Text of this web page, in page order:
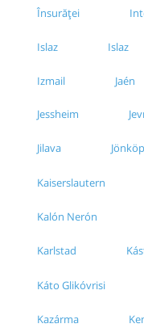
Însurăței
Islaz Islaz
Izmail Jaén
Jessheim
Jilava
Kaiserslautern
Kalón Nerón
Karlstad
Káto Glikóvrisi
Kazárma